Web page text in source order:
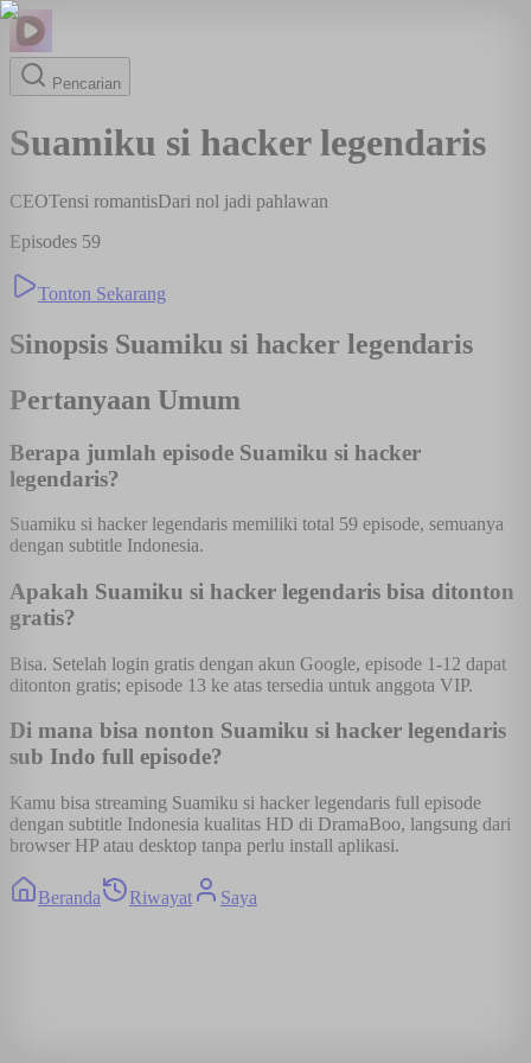
Pencarian
Suamiku si hacker legendaris
CEOTensi romantisDari nol jadi pahlawan
Episodes 59
Tonton Sekarang
Sinopsis Suamiku si hacker legendaris
Pertanyaan Umum
Berapa jumlah episode Suamiku si hacker
legendaris?
Suamiku si hacker legendaris memiliki total 59 episode, semuanya
dengan subtitle Indonesia.
Apakah Suamiku si hacker legendaris bisa ditonton
gratis?
Bisa. Setelah login gratis dengan akun Google, episode 1-12 dapat
ditonton gratis; episode 13 ke atas tersedia untuk anggota VIP.
Di mana bisa nonton Suamiku si hacker legendaris
sub Indo full episode?
Kamu bisa streaming Suamiku si hacker legendaris full episode
dengan subtitle Indonesia kualitas HD di DramaBoo, langsung dari
browser HP atau desktop tanpa perlu install aplikasi.
Beranda Riwayat Saya